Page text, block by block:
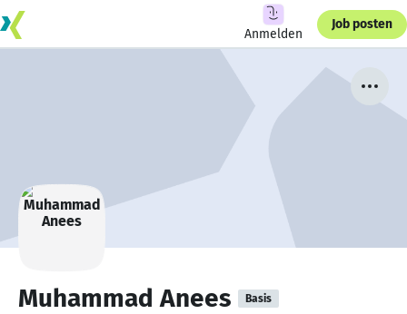
Anmelden
Job posten
Muhammad Anees Basis